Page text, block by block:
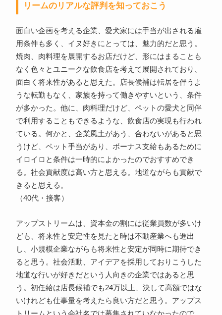
リームのリアルな評判を知っておこう
面白い企画を考える企業、愛犬家には手当が出される雇
用条件も多く、イヌ好きにとっては、魅力的だと思う。
焼肉、肉料理を展開するお店だけど、形にはまることも
なく色々とユニークな飲食店を考えて展開されており、
面白く将来性があると思えた。店長候補は転居を伴うよ
うな転勤もなく、家族を持って働きやすいという、条件
が多かった。他に、肉料理だけど、ペットの愛犬と同伴
で利用することもできるような、飲食店の実現も行われ
ている。何かと、企業風土があう、合わないがあると思
うけど、ペット手当があり、ボーナス支給もあるために
イロイロと条件は一時的によかったのでおすすめでき
る。社会貢献度は高い方と思える。地道ながらも貢献で
きると思える。
（40代・接客）
アップストリームは、資本金の割には従業員数が多いけ
ども、将来性と安定性を見たと時は不動産業へも進出
し、小規模企業ながらも将来性と安定が同時に期待でき
ると思う。社会活動、アイデアを採用しておりこうした
地道な行いが好きだという人向きの企業ではあると思
う。初任給は店長候補でも24万以上、決して高額ではな
いけれども仕事量を考えたら良い方だと思う。アップス